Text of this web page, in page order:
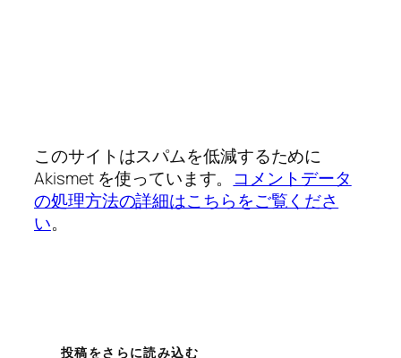
このサイトはスパムを低減するために
Akismet を使っています。 コメントデータ
の処理方法の詳細はこちらをご覧くださ
い。
投稿をさらに読み込む